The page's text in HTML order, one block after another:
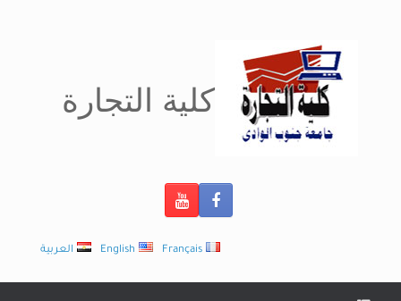
كلية التجارة
العربية English Français